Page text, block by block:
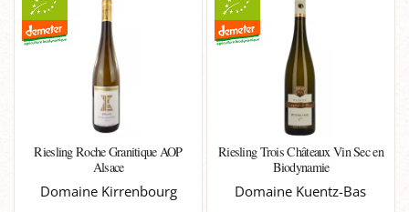
Riesling Roche Granitique AOP
Alsace
Domaine Kirrenbourg
Riesling Trois Châteaux Vin Sec en
Biodynamie
Domaine Kuentz-Bas